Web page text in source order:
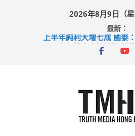
2026年8月9日（星
最新：
上半年純利大增七成 國泰
拜仁熱身賽挫維拉 啟